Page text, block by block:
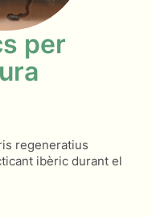
per
regeneratius
ibèric durant el